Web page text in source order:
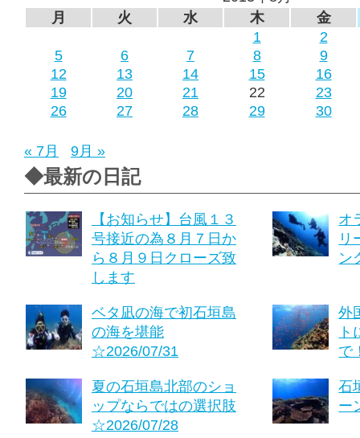
月
火 水 木
金
1
2
5
6 7 8
9
12
13 14 15
16
19
20 21 22
23
26
27 28 29 30
« 7月 9月 »
◆最新の日記
【お知らせ】台風１３
号接近の為８月７日か
ら８月９日クローズ致
します
オ
リ
ン
ベタ凪の海で初石垣島
の海を堪能
☆2026/07/31
外
ト
で
夏の石垣島北部のショ
ップならではの選択肢
☆2026/07/28
石
ー